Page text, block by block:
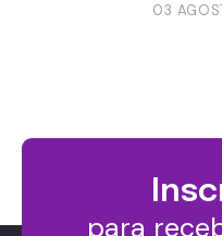
03
para